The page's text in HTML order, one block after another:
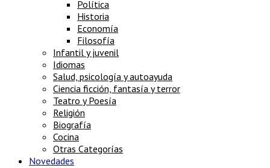
Política
Historia
Economía
Filosofía
Infantil y juvenil
Idiomas
Salud, psicología y autoayuda
Ciencia ficción, fantasía y terror
Teatro y Poesía
Religión
Biografía
Cocina
Otras Categorías
Novedades